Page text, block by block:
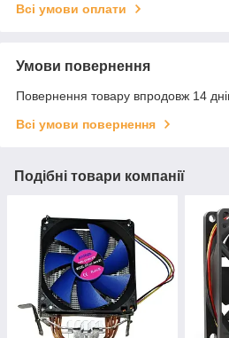
Всі умови оплати
Умови повернення
Повернення товару впродовж 14
Всі умови повернення
Подібні товари компанії